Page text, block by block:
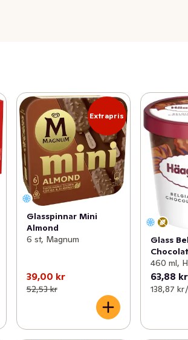
Extrapris
Glasspinnar Mini
Almond
6 st, Magnum
39,00 kr
52,53 kr
Glass
460 ml,
63,88 kr
138,87 kr